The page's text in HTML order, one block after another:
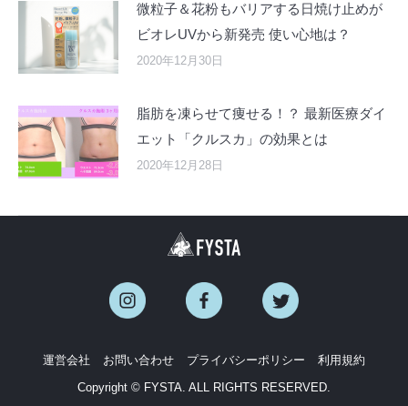
微粒子＆花粉もバリアする日焼け止めが
ビオレUVから新発売 使い心地は？
2020年12月30日
脂肪を凍らせて痩せる！？ 最新医療ダイ
エット「クルスカ」の効果とは
2020年12月28日
運営会社 お問い合わせ プライバシーポリシー
利用規約
Copyright © FYSTA. ALL RIGHTS RESERVED.